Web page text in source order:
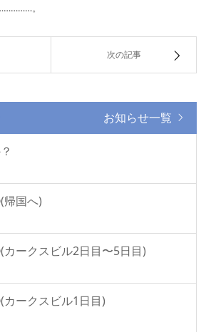
。
次の記事
お知らせ一覧
国へ)
ークスビル2日目〜5日目)
ークスビル1日目)